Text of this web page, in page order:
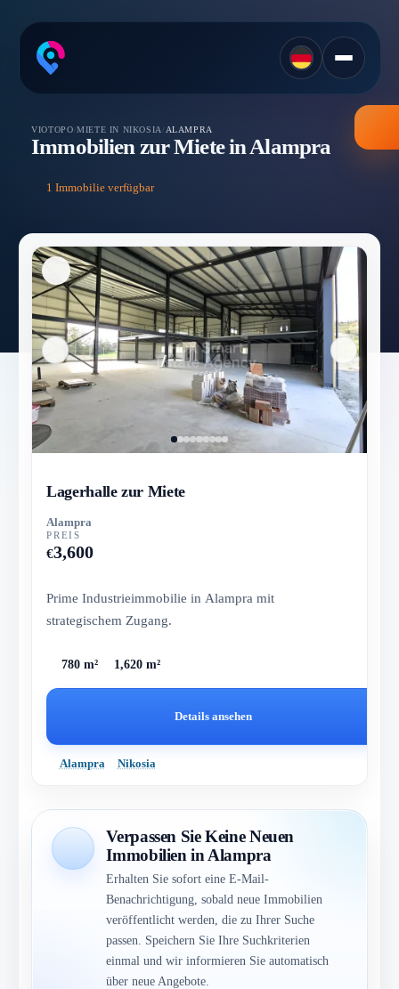
VIOTOPO/MIETE IN NIKOSIA/ ALAMPRA
Immobilien zur Miete in Alampra
1 Immobilie verfügbar
Lagerhalle zur Miete
Alampra
PREIS
€3,600
Prime Industrieimmobilie in Alampra mit
strategischem Zugang.
780 m² 1,620 m²
Details ansehen
Alampra Nikosia
Verpassen Sie Keine Neuen
Immobilien in Alampra
Erhalten Sie sofort eine E-Mail-
Benachrichtigung, sobald neue Immobilien
veröffentlicht werden, die zu Ihrer Suche
passen. Speichern Sie Ihre Suchkriterien
einmal und wir informieren Sie automatisch
über neue Angebote.